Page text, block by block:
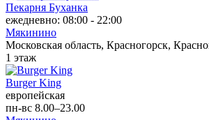
Пекарня Буханка
ежедневно: 08:00 - 22:00
Мякинино
Московская область, Красногорск,
1 этаж
Burger King
европейская
пн-вс 8.00–23.00